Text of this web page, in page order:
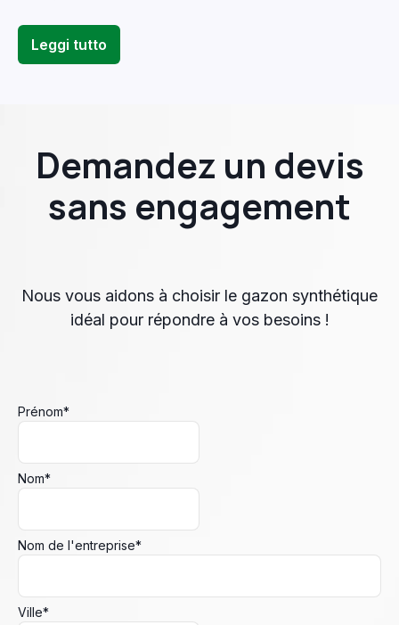
Leggi tutto
Demandez un devis
sans engagement
Nous vous aidons à choisir le gazon synthétique
idéal pour répondre à vos besoins !
Prénom*
Nom*
Nom de l'entreprise*
Ville*